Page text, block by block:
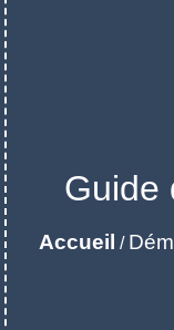
Guide
Accueil /